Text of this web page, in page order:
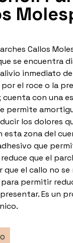
Callos
se encuentra
inmediato
el roce o la
cuenta con una
permite
los dolores
esta zona del
que
que el
que el callo no
permitir
Es un